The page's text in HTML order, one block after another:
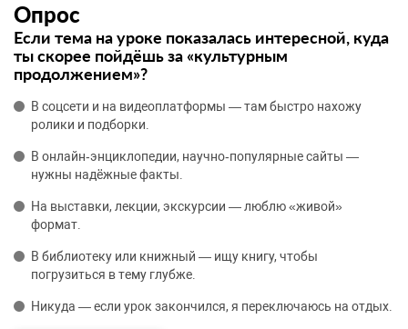
Опрос
Если тема на уроке показалась интересной, куда
ты скорее пойдёшь за «культурным
продолжением»?
В соцсети и на видеоплатформы — там быстро нахожу
ролики и подборки.
В онлайн‑энциклопедии, научно‑популярные сайты —
нужны надёжные факты.
На выставки, лекции, экскурсии — люблю «живой»
формат.
В библиотеку или книжный — ищу книгу, чтобы
погрузиться в тему глубже.
Никуда — если урок закончился, я переключаюсь на отдых.